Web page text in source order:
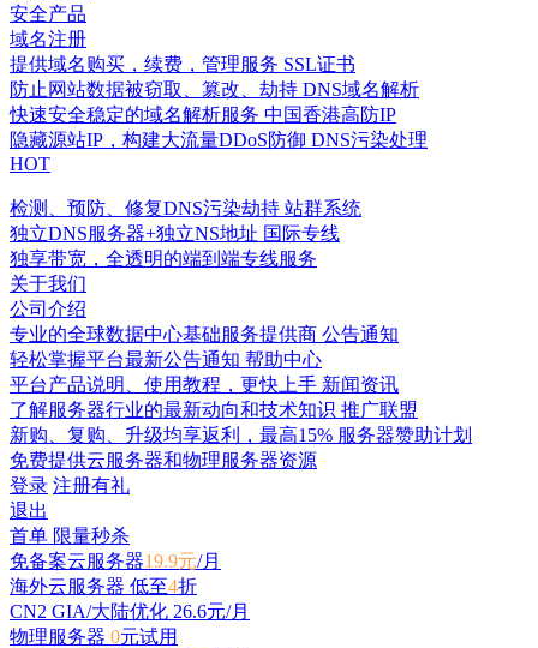
安全产品
域名注册
提供域名购买，续费，管理服务 SSL证书
防止网站数据被窃取、篡改、劫持 DNS域名解析
快速安全稳定的域名解析服务 中国香港高防IP
隐藏源站IP，构建大流量DDoS防御 DNS污染处理
HOT
检测、预防、修复DNS污染劫持 站群系统
独立DNS服务器+独立NS地址 国际专线
独享带宽，全透明的端到端专线服务
关于我们
公司介绍
专业的全球数据中心基础服务提供商 公告通知
轻松掌握平台最新公告通知 帮助中心
平台产品说明、使用教程，更快上手 新闻资讯
了解服务器行业的最新动向和技术知识 推广联盟
新购、复购、升级均享返利，最高15% 服务器赞助计划
免费提供云服务器和物理服务器资源
登录 注册有礼
退出
首单 限量秒杀
免备案云服务器19.9元/月
海外云服务器 低至4折
CN2 GIA/大陆优化 26.6元/月
物理服务器 0元试用